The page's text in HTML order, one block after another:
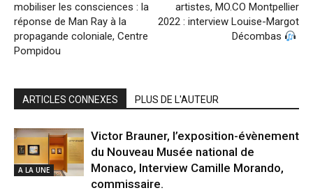
mobiliser les consciences : la
réponse de Man Ray à la
propagande coloniale, Centre
Pompidou
artistes, MO.CO Montpellier
2022 : interview Louise-Margot
Décombas
ARTICLES CONNEXES PLUS DE L'AUTEUR
A LA UNE
Victor Brauner, l’exposition-évènement
du Nouveau Musée national de
Monaco, Interview Camille Morando,
commissaire.